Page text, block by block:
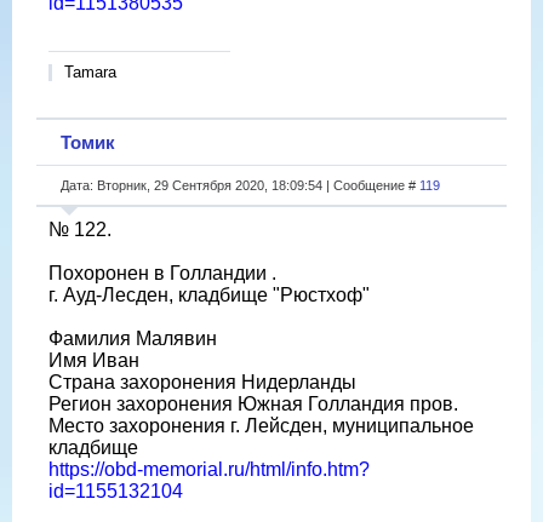
Tamara
Томик
Дата: Вторник, 29 Сентября 2020, 18:09:54 | Сообщение # 119
№ 122.
Похоронен в Голландии .
г. Ауд-Лесден, кладбище "Рюстхоф"
Фамилия Малявин
Имя Иван
Страна захоронения Нидерланды
Регион захоронения Южная Голландия пров.
Место захоронения г. Лейсден, муниципальное
кладбище
https://obd-memorial.ru/html/info.htm?
id=1155132104